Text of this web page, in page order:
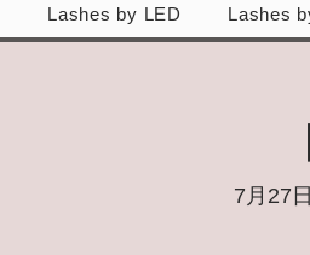
Lashes by LED Lashes
7月27